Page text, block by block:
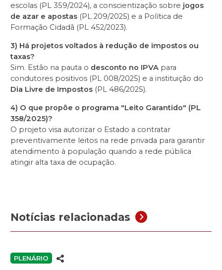
escolas (PL 359/2024), a conscientização sobre jogos
de azar e apostas (PL 209/2025) e a Política de
Formação Cidadã (PL 452/2023).
3) Há projetos voltados à redução de impostos ou
taxas?
Sim. Estão na pauta o desconto no IPVA para
condutores positivos (PL 008/2025) e a instituição do
Dia Livre de Impostos (PL 486/2025).
4) O que propõe o programa "Leito Garantido" (PL
358/2025)?
O projeto visa autorizar o Estado a contratar
preventivamente leitos na rede privada para garantir
atendimento à população quando a rede pública
atingir alta taxa de ocupação.
Notícias relacionadas
PLENÁRIO